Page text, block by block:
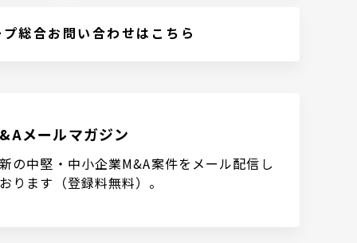
総合お問い合わせはこちら
メールマガジン
の中堅・中小企業M&A案件をメール配信し
ります（登録料無料）。